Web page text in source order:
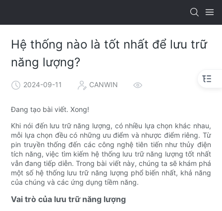
Hệ thống nào là tốt nhất để lưu trữ
năng lượng?
2024-09-11 CANWIN
Đang tạo bài viết. Xong!
Khi nói đến lưu trữ năng lượng, có nhiều lựa chọn khác nhau,
mỗi lựa chọn đều có những ưu điểm và nhược điểm riêng. Từ
pin truyền thống đến các công nghệ tiên tiến như thủy điện
tích năng, việc tìm kiếm hệ thống lưu trữ năng lượng tốt nhất
vẫn đang tiếp diễn. Trong bài viết này, chúng ta sẽ khám phá
một số hệ thống lưu trữ năng lượng phổ biến nhất, khả năng
của chúng và các ứng dụng tiềm năng.
Vai trò của lưu trữ năng lượng